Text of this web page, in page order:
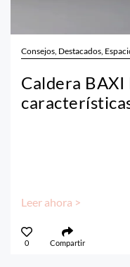
Consejos, Destacados,
Caldera BAXI
Leer ahora >
0 Compartir